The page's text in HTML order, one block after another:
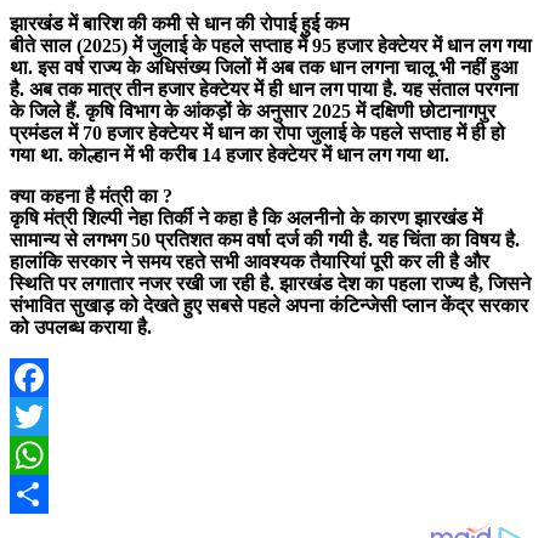
झारखंड में बारिश की कमी से धान की रोपाई हुई कम
बीते साल (2025) में जुलाई के पहले सप्ताह में 95 हजार हेक्टेयर में धान लग गया
था. इस वर्ष राज्य के अधिसंख्य जिलों में अब तक धान लगना चालू भी नहीं हुआ
है. अब तक मात्र तीन हजार हेक्टेयर में ही धान लग पाया है. यह संताल परगना
के जिले हैं. कृषि विभाग के आंकड़ों के अनुसार 2025 में दक्षिणी छोटानागपुर
प्रमंडल में 70 हजार हेक्टेयर में धान का रोपा जुलाई के पहले सप्ताह में ही हो
गया था. कोल्हान में भी करीब 14 हजार हेक्टेयर में धान लग गया था.
क्या कहना है मंत्री का ?
कृषि मंत्री शिल्पी नेहा तिर्की ने कहा है कि अलनीनो के कारण झारखंड में
सामान्य से लगभग 50 प्रतिशत कम वर्षा दर्ज की गयी है. यह चिंता का विषय है.
हालांकि सरकार ने समय रहते सभी आवश्यक तैयारियां पूरी कर ली है और
स्थिति पर लगातार नजर रखी जा रही है. झारखंड देश का पहला राज्य है, जिसने
संभावित सुखाड़ को देखते हुए सबसे पहले अपना कंटिन्जेसी प्लान केंद्र सरकार
को उपलब्ध कराया है.
Facebook
Twitter
WhatsApp